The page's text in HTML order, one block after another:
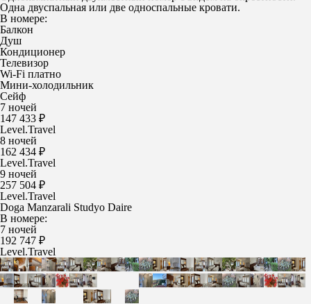
Одна двуспальная или две односпальные кровати.
В номере:
Балкон
Душ
Кондиционер
Телевизор
Wi-Fi платно
Мини-холодильник
Сейф
7 ночей
147 433 ₽
Level.Travel
8 ночей
162 434 ₽
Level.Travel
9 ночей
257 504 ₽
Level.Travel
Doga Manzarali Studyo Daire
В номере:
7 ночей
192 747 ₽
Level.Travel